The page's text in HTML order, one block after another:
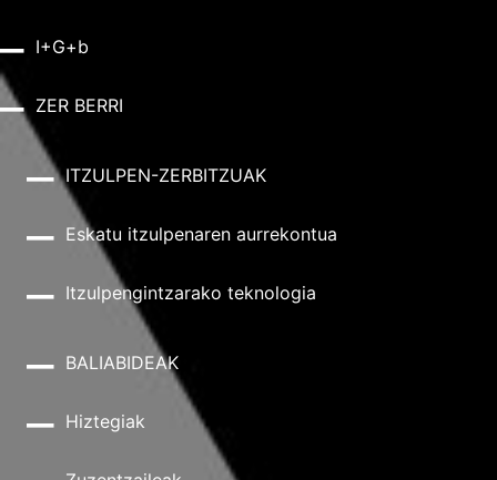
I+G+b
ZER BERRI
ITZULPEN-ZERBITZUAK
Eskatu itzulpenaren aurrekontua
Itzulpengintzarako teknologia
BALIABIDEAK
Hiztegiak